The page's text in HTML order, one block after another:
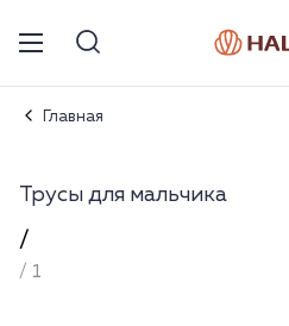
Главная
Трусы для мальчика
/
/ 1